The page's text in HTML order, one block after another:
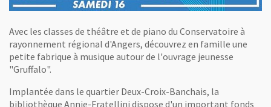
Avec les classes de théâtre et de piano du Conservatoire à
rayonnement régional d'Angers, découvrez en famille une
petite fabrique à musique autour de l'ouvrage jeunesse
"Gruffalo".
Implantée dans le quartier Deux-Croix-Banchais, la
bibliothèque Annie-Fratellini dispose d'un important fonds